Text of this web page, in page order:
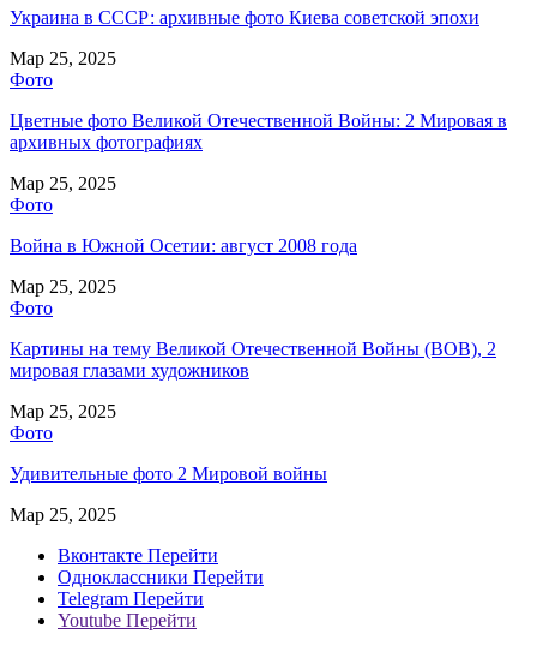
Украина в СССР: архивные фото Киева советской эпохи
Мар 25, 2025
Фото
Цветные фото Великой Отечественной Войны: 2 Мировая в
архивных фотографиях
Мар 25, 2025
Фото
Война в Южной Осетии: август 2008 года
Мар 25, 2025
Фото
Картины на тему Великой Отечественной Войны (ВОВ), 2
мировая глазами художников
Мар 25, 2025
Фото
Удивительные фото 2 Мировой войны
Мар 25, 2025
Вконтакте Перейти
Одноклассники Перейти
Telegram Перейти
Youtube Перейти